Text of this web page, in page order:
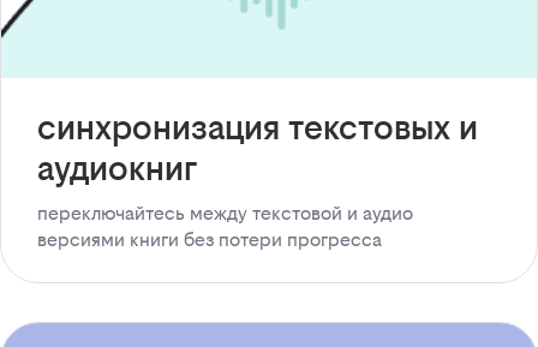
синхронизация текстовых и
аудиокниг
переключайтесь между текстовой и аудио
версиями книги без потери прогресса